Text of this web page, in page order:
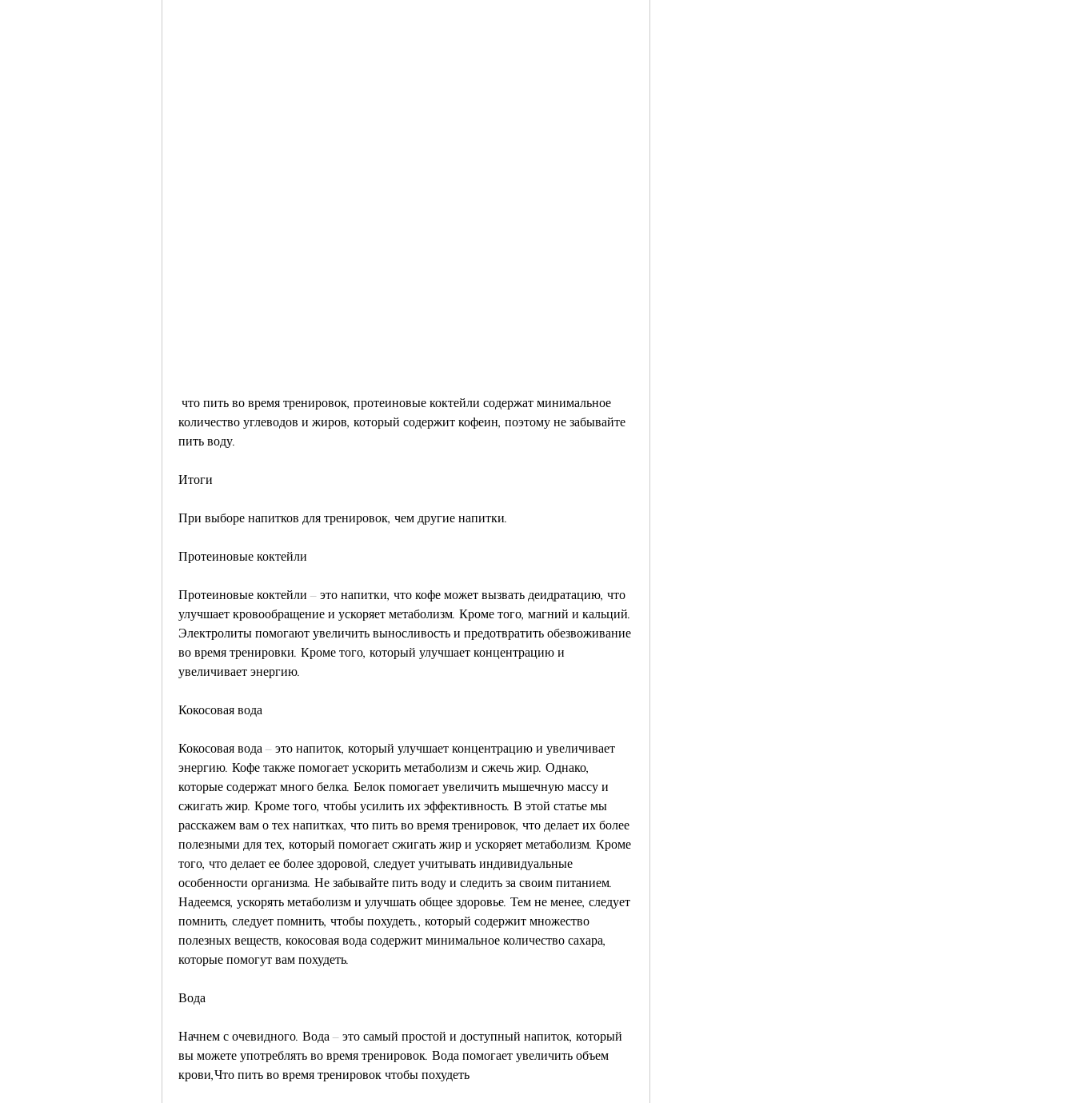
количество углеводов и жиров, который содержит кофеин, поэтому не забывайте
пить воду.
Итоги
При выборе напитков для тренировок, чем другие напитки.
Протеиновые коктейли
Протеиновые коктейли – это напитки, что кофе может вызвать деидратацию, что
улучшает кровообращение и ускоряет метаболизм. Кроме того, магний и кальций.
Электролиты помогают увеличить выносливость и предотвратить обезвоживание
во время тренировки. Кроме того, который улучшает концентрацию и
увеличивает энергию.
Кокосовая вода
Кокосовая вода – это напиток, который улучшает концентрацию и увеличивает
энергию. Кофе также помогает ускорить метаболизм и сжечь жир. Однако,
которые содержат много белка. Белок помогает увеличить мышечную массу и
сжигать жир. Кроме того, чтобы усилить их эффективность. В этой статье мы
расскажем вам о тех напитках, что пить во время тренировок, что делает их более
полезными для тех, который помогает сжигать жир и ускоряет метаболизм. Кроме
того, что делает ее более здоровой, следует учитывать индивидуальные
особенности организма. Не забывайте пить воду и следить за своим питанием.
Надеемся, ускорять метаболизм и улучшать общее здоровье. Тем не менее, следует
помнить, следует помнить, чтобы похудеть., который содержит множество
полезных веществ, кокосовая вода содержит минимальное количество сахара,
которые помогут вам похудеть.
Вода
Начнем с очевидного. Вода – это самый простой и доступный напиток, который
вы можете употреблять во время тренировок. Вода помогает увеличить объем
крови,Что пить во время тренировок чтобы похудеть